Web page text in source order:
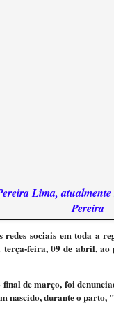
Lima,
Pereira
redes sociais em toda a
terça-feira, 09 de abril,
de março, foi
nascido, durante o